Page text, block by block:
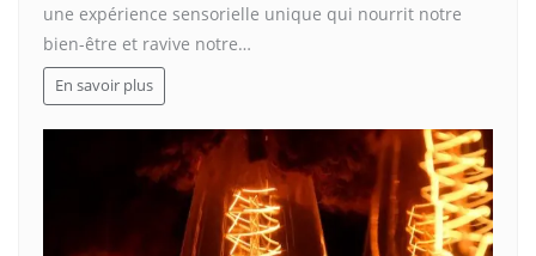
une expérience sensorielle unique qui nourrit notre
bien-être et ravive notre…
En savoir plus